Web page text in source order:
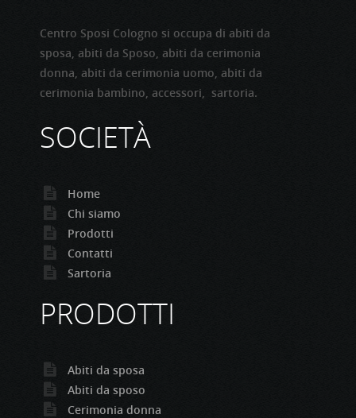
Centro Sposi Cologno si occupa di abiti da
sposa, abiti da Sposo, abiti da cerimonia
donna, abiti da cerimonia uomo, abiti da
cerimonia bambino, accessori, sartoria.
SOCIETÀ
Home
Chi siamo
Prodotti
Contatti
Sartoria
PRODOTTI
Abiti da sposa
Abiti da sposo
Cerimonia donna